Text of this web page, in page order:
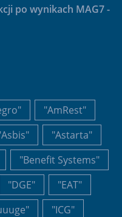
po wynikach MAG7 -
"AmRest"
"Astarta"
"Benefit Systems"
"DGE"
"EAT"
"ICG"